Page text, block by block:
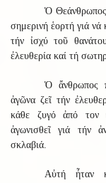
Ὁ Θεάνθρωπος
σημερινή ἑορτή γιά νά
τήν ἰσχύ τοῦ
ἐλευθερία καί τή
Ὁ ἄνθρωπος
ἀγῶνα ζεῖ τήν
κάθε ζυγό ἀπό τον
ἀγωνισθεῖ γιά τήν
σκλαβιά.
Αὐτή ἦταν